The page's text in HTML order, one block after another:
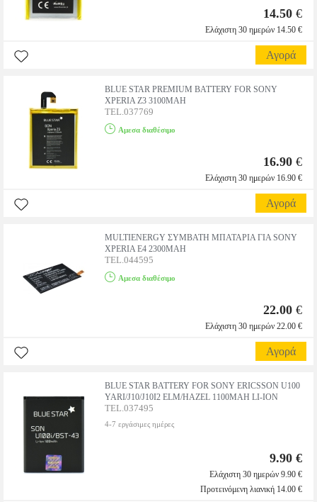
14.50 €
Ελάχιστη 30 ημερών 14.50 €
Αγορά
BLUE STAR PREMIUM BATTERY FOR SONY
XPERIA Z3 3100MAH
TEL.037769
Αμεσα διαθέσιμο
16.90 €
Ελάχιστη 30 ημερών 16.90 €
Αγορά
MULTIENERGY ΣΥΜΒΑΤΗ ΜΠΑΤΑΡΙΑ ΓΙΑ SONY
XPERIA E4 2300MAH
TEL.044595
Αμεσα διαθέσιμο
22.00 €
Ελάχιστη 30 ημερών 22.00 €
Αγορά
BLUE STAR BATTERY FOR SONY ERICSSON U100
YARI/J10/J10I2 ELM/HAZEL 1100MAH LI-ION
TEL.037495
4-7 εργάσιμες ημέρες
9.90 €
Ελάχιστη 30 ημερών 9.90 €
Προτεινόμενη λιανική 14.00 €